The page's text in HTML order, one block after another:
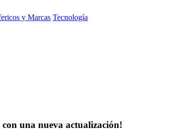
y Marcas Tecnología
una nueva actualización!